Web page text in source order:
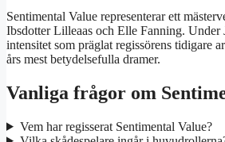
Sentimental Value representerar ett
Ibsdotter Lilleaas och Elle Fanning.
intensitet som präglat regissörens tidigare
års mest betydelsefulla dramer.
Vanliga frågor om
Vem har regisserat Sentimental Value?